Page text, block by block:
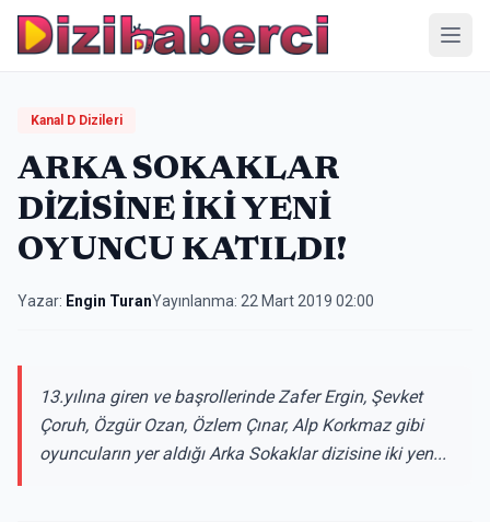
Kanal D Dizileri
ARKA SOKAKLAR
DİZİSİNE İKİ YENİ
OYUNCU KATILDI!
Yazar: Engin TuranYayınlanma: 22 Mart 2019 02:00
13.yılına giren ve başrollerinde Zafer Ergin, Şevket
Çoruh, Özgür Ozan, Özlem Çınar, Alp Korkmaz gibi
oyuncuların yer aldığı Arka Sokaklar dizisine iki yen...